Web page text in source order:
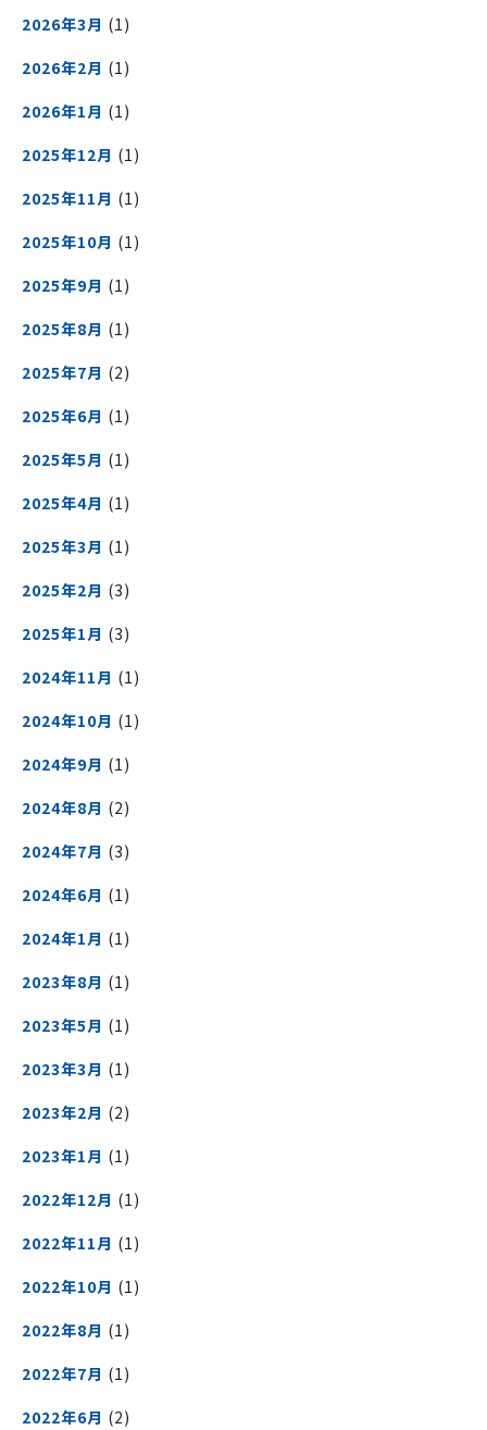
2026年3月 (1)
2026年2月 (1)
2026年1月 (1)
2025年12月 (1)
2025年11月 (1)
2025年10月 (1)
2025年9月 (1)
2025年8月 (1)
2025年7月 (2)
2025年6月 (1)
2025年5月 (1)
2025年4月 (1)
2025年3月 (1)
2025年2月 (3)
2025年1月 (3)
2024年11月 (1)
2024年10月 (1)
2024年9月 (1)
2024年8月 (2)
2024年7月 (3)
2024年6月 (1)
2024年1月 (1)
2023年8月 (1)
2023年5月 (1)
2023年3月 (1)
2023年2月 (2)
2023年1月 (1)
2022年12月 (1)
2022年11月 (1)
2022年10月 (1)
2022年8月 (1)
2022年7月 (1)
2022年6月 (2)